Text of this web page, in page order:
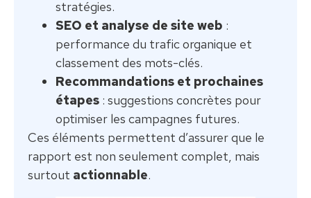
stratégies.
SEO et analyse de site web :
performance du trafic organique et
classement des mots-clés.
Recommandations et prochaines
étapes : suggestions concrètes pour
optimiser les campagnes futures.
Ces éléments permettent d’assurer que le
rapport est non seulement complet, mais
surtout actionnable.